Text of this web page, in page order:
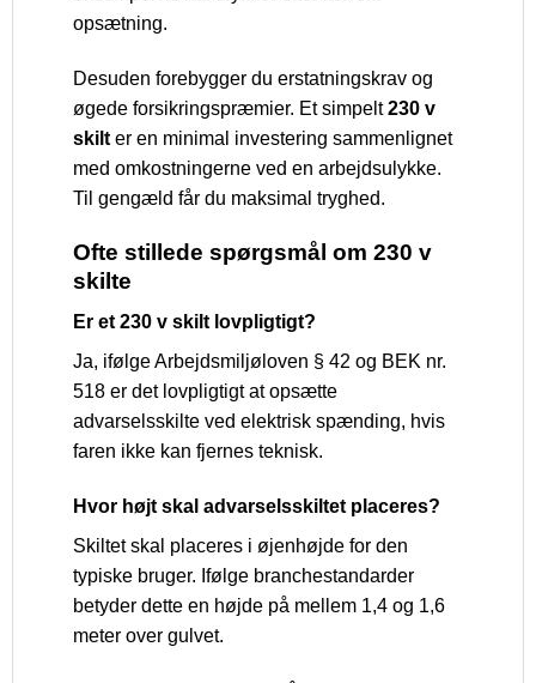
opsætning.
Desuden forebygger du erstatningskrav og
øgede forsikringspræmier. Et simpelt230 v
skilt er en minimal investering sammenlignet
med omkostningerne ved en arbejdsulykke.
Til gengæld får du maksimal tryghed.
Ofte stillede spørgsmål om 230 v
skilte
Er et 230 v skilt lovpligtigt?
Ja, ifølge Arbejdsmiljøloven § 42 og BEK nr.
518 er det lovpligtigt at opsætte
advarselsskilte ved elektrisk spænding, hvis
faren ikke kan fjernes teknisk.
Hvor højt skal advarselsskiltet placeres?
Skiltet skal placeres i øjenhøjde for den
typiske bruger. Ifølge branchestandarder
betyder dette en højde på mellem 1,4 og 1,6
meter over gulvet.